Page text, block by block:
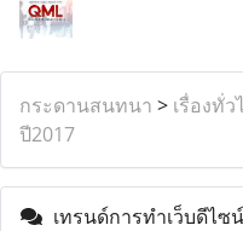
กระดานสนทนา > เรื่องทั่ว
ปี2017
เทรนด์การทำเว็บดีไซ